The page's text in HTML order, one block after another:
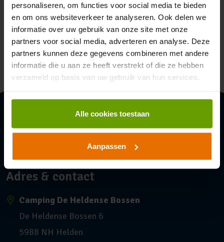
personaliseren, om functies voor social media te bieden
en om ons websiteverkeer te analyseren. Ook delen we
informatie over uw gebruik van onze site met onze
partners voor social media, adverteren en analyse. Deze
partners kunnen deze gegevens combineren met andere
informatie die u aan ze heeft verstrekt of die ze hebben
verzameld op basis van uw gebruik van hun services.
Alle cookies toestaan
Aanpassen
info@deheldensebossen.nl
+31 (0) 77 307 24 76
KvK: 12036861
Adres & contact
Camping De Heldense Bossen
De Heldense Bossen 6
5988 NH Helden